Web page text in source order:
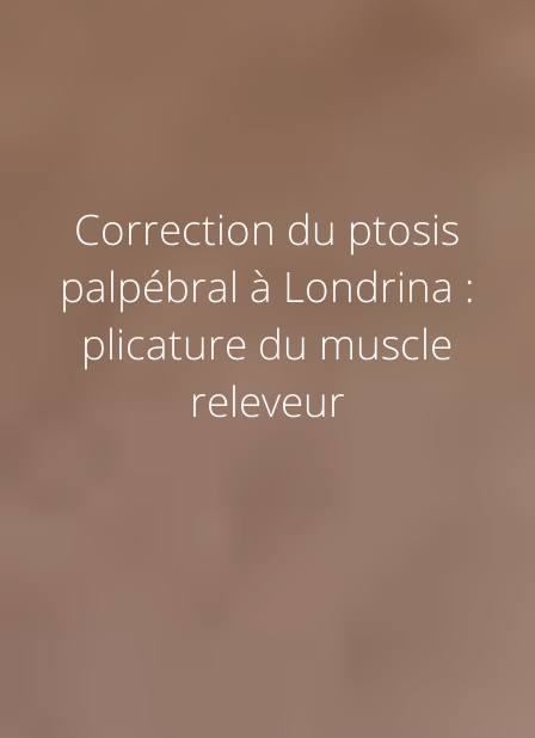
Correction du ptosis
palpébral à Londrina :
plicature du muscle
releveur